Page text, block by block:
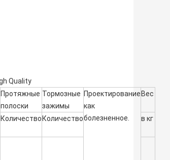
Протяжные
полоски
Тормозные
зажимы
Проектирование
как
болезненное.
Вес
Количество Количество в кг